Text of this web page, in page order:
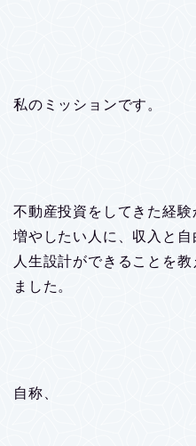
私のミッションです。
不動産投資をしてきた経
増やしたい人に、収入と
人生設計ができることを
ました。
自称、